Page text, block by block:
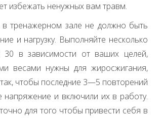
избежать ненужных вам травм.
в тренажерном зале не должно быть
и нагрузку. Выполняйте несколько
в зависимости от ваших целей,
весами нужны для жиросжигания,
чтобы последние 3—5 повторений
и включили их в работу.
для того чтобы привести себя в